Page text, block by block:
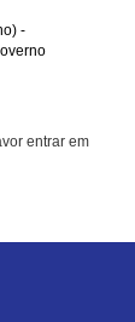
-
entrar em